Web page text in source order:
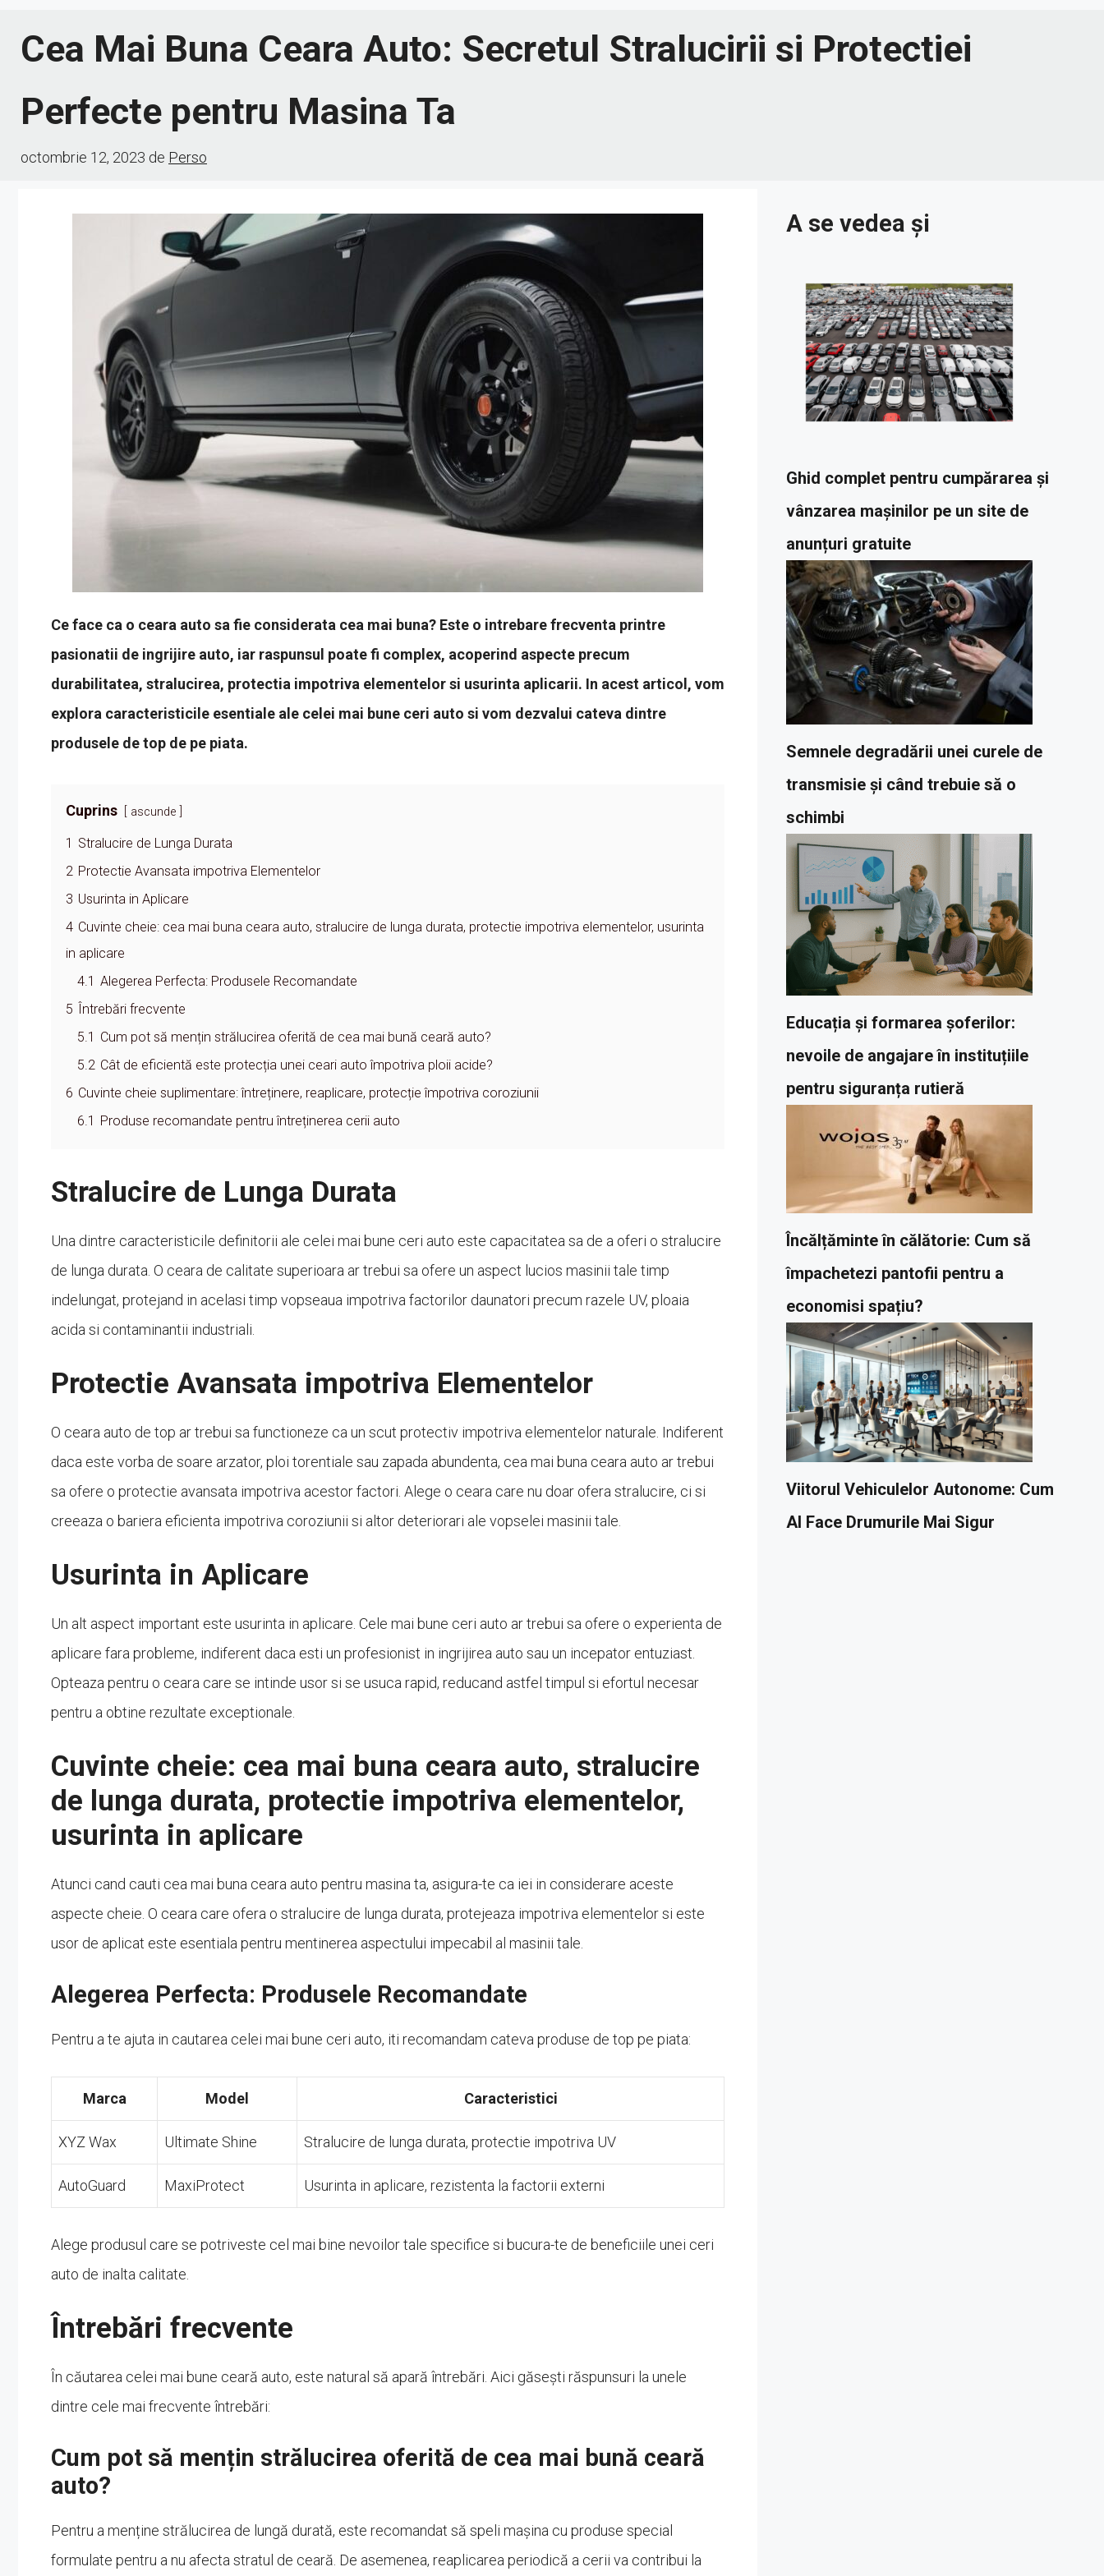
Cea Mai Buna Ceara Auto: Secretul Stralucirii si Protectiei
Perfecte pentru Masina Ta
octombrie 12, 2023 de Perso
Ce face ca o ceara auto sa fie considerata cea mai buna? Este o intrebare frecventa printre
pasionatii de ingrijire auto, iar raspunsul poate fi complex, acoperind aspecte precum
durabilitatea, stralucirea, protectia impotriva elementelor si usurinta aplicarii. In acest articol, vom
explora caracteristicile esentiale ale celei mai bune ceri auto si vom dezvalui cateva dintre
produsele de top de pe piata.
Cuprins ascunde
1 Stralucire de Lunga Durata
2 Protectie Avansata impotriva Elementelor
3 Usurinta in Aplicare
4 Cuvinte cheie: cea mai buna ceara auto, stralucire de lunga durata, protectie impotriva elementelor, usurinta
in aplicare
4.1 Alegerea Perfecta: Produsele Recomandate
5 Întrebări frecvente
5.1 Cum pot să mențin strălucirea oferită de cea mai bună ceară auto?
5.2 Cât de eficientă este protecția unei ceari auto împotriva ploii acide?
6 Cuvinte cheie suplimentare: întreținere, reaplicare, protecție împotriva coroziunii
6.1 Produse recomandate pentru întreținerea cerii auto
Stralucire de Lunga Durata
Una dintre caracteristicile definitorii ale celei mai bune ceri auto este capacitatea sa de a oferi o stralucire
de lunga durata. O ceara de calitate superioara ar trebui sa ofere un aspect lucios masinii tale timp
indelungat, protejand in acelasi timp vopseaua impotriva factorilor daunatori precum razele UV, ploaia
acida si contaminantii industriali.
Protectie Avansata impotriva Elementelor
O ceara auto de top ar trebui sa functioneze ca un scut protectiv impotriva elementelor naturale. Indiferent
daca este vorba de soare arzator, ploi torentiale sau zapada abundenta, cea mai buna ceara auto ar trebui
sa ofere o protectie avansata impotriva acestor factori. Alege o ceara care nu doar ofera stralucire, ci si
creeaza o bariera eficienta impotriva coroziunii si altor deteriorari ale vopselei masinii tale.
Usurinta in Aplicare
Un alt aspect important este usurinta in aplicare. Cele mai bune ceri auto ar trebui sa ofere o experienta de
aplicare fara probleme, indiferent daca esti un profesionist in ingrijirea auto sau un incepator entuziast.
Opteaza pentru o ceara care se intinde usor si se usuca rapid, reducand astfel timpul si efortul necesar
pentru a obtine rezultate exceptionale.
Cuvinte cheie: cea mai buna ceara auto, stralucire
de lunga durata, protectie impotriva elementelor,
usurinta in aplicare
Atunci cand cauti cea mai buna ceara auto pentru masina ta, asigura-te ca iei in considerare aceste
aspecte cheie. O ceara care ofera o stralucire de lunga durata, protejeaza impotriva elementelor si este
usor de aplicat este esentiala pentru mentinerea aspectului impecabil al masinii tale.
Alegerea Perfecta: Produsele Recomandate
Pentru a te ajuta in cautarea celei mai bune ceri auto, iti recomandam cateva produse de top pe piata:
Marca Model Caracteristici
XYZ Wax Ultimate Shine Stralucire de lunga durata, protectie impotriva UV
AutoGuard MaxiProtect Usurinta in aplicare, rezistenta la factorii externi
Alege produsul care se potriveste cel mai bine nevoilor tale specifice si bucura-te de beneficiile unei ceri
auto de inalta calitate.
Întrebări frecvente
În căutarea celei mai bune ceară auto, este natural să apară întrebări. Aici găsești răspunsuri la unele
dintre cele mai frecvente întrebări:
Cum pot să mențin strălucirea oferită de cea mai bună ceară
auto?
Pentru a menține strălucirea de lungă durată, este recomandat să speli mașina cu produse special
formulate pentru a nu afecta stratul de ceară. De asemenea, reaplicarea periodică a cerii va contribui la
A se vedea și
Ghid complet pentru cumpărarea și
vânzarea mașinilor pe un site de
anunțuri gratuite
Semnele degradării unei curele de
transmisie și când trebuie să o
schimbi
Educația și formarea șoferilor:
nevoile de angajare în instituțiile
pentru siguranța rutieră
Încălțăminte în călătorie: Cum să
împachetezi pantofii pentru a
economisi spațiu?
Viitorul Vehiculelor Autonome: Cum
AI Face Drumurile Mai Sigur